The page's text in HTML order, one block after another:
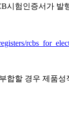
시험인증서가 발
합할 경우 제품성